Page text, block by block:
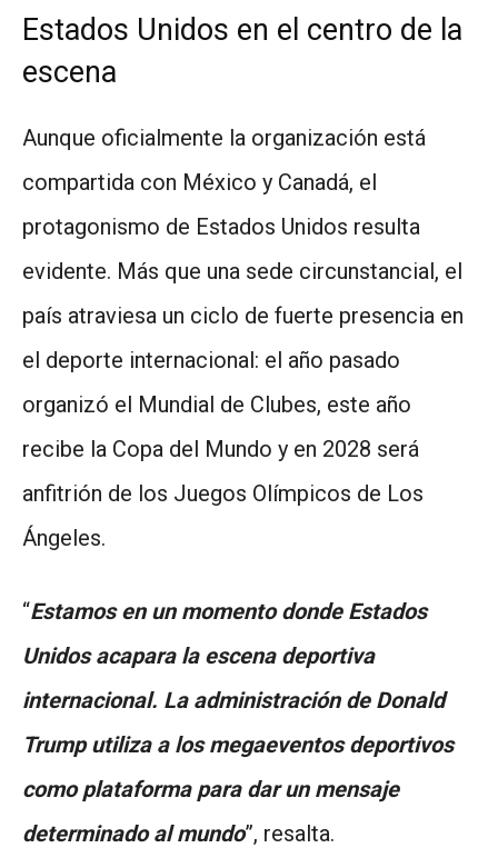
Estados Unidos en el centro de la
escena
Aunque oficialmente la organización está
compartida con México y Canadá, el
protagonismo de Estados Unidos resulta
evidente. Más que una sede circunstancial, el
país atraviesa un ciclo de fuerte presencia en
el deporte internacional: el año pasado
organizó el Mundial de Clubes, este año
recibe la Copa del Mundo y en 2028 será
anfitrión de los Juegos Olímpicos de Los
Ángeles.
“Estamos en un momento donde Estados
Unidos acapara la escena deportiva
internacional. La administración de Donald
Trump utiliza a los megaeventos deportivos
como plataforma para dar un mensaje
determinado al mundo”, resalta.